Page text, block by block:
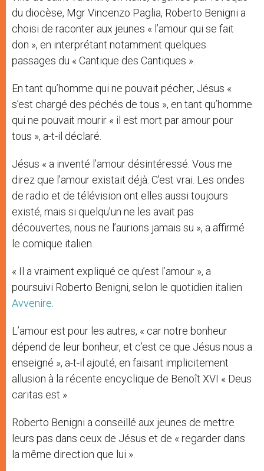
du diocèse, Mgr Vincenzo Paglia, Roberto Benigni a
choisi de raconter aux jeunes « l’amour qui se fait
don », en interprétant notamment quelques
passages du « Cantique des Cantiques ».
En tant qu’homme qui ne pouvait pécher, Jésus «
s’est chargé des péchés de tous », en tant qu’homme
qui ne pouvait mourir « il est mort par amour pour
tous », a-t-il déclaré.
Jésus « a inventé l’amour désintéressé. Vous me
direz que l’amour existait déjà. C’est vrai. Les ondes
de radio et de télévision ont elles aussi toujours
existé, mais si quelqu’un ne les avait pas
découvertes, nous ne l’aurions jamais su », a affirmé
le comique italien.
« Il a vraiment expliqué ce qu’est l’amour », a
poursuivi Roberto Benigni, selon le quotidien italien
Avvenire
L’amour est pour les autres, « car notre bonheur
dépend de leur bonheur, et c’est ce que Jésus nous a
enseigné », a-t-il ajouté, en faisant implicitement
allusion à la récente encyclique de Benoît XVI « Deus
caritas est ».
Roberto Benigni a conseillé aux jeunes de mettre
leurs pas dans ceux de Jésus et de « regarder dans
la même direction que lui ».